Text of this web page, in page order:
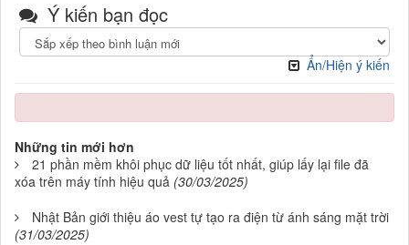
Ý kiến bạn đọc
Ẩn/Hiện ý kiến
Những tin mới hơn
21 phần mềm khôi phục dữ liệu tốt nhất, giúp lấy lại file đã
xóa trên máy tính hiệu quả (30/03/2025)
Nhật Bản giới thiệu áo vest tự tạo ra điện từ ánh sáng mặt trời
(31/03/2025)